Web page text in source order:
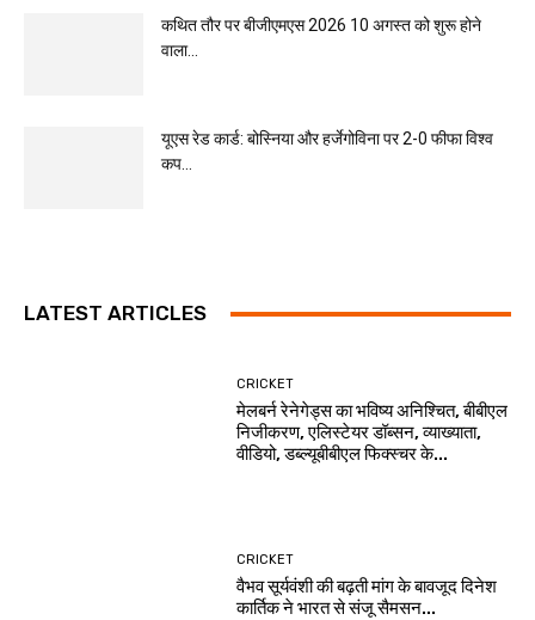
कथित तौर पर बीजीएमएस 2026 10 अगस्त को शुरू होने
वाला...
यूएस रेड कार्ड: बोस्निया और हर्जेगोविना पर 2-0 फीफा विश्व
कप...
LATEST ARTICLES
CRICKET
मेलबर्न रेनेगेड्स का भविष्य अनिश्चित, बीबीएल
निजीकरण, एलिस्टेयर डॉब्सन, व्याख्याता,
वीडियो, डब्ल्यूबीबीएल फिक्स्चर के...
CRICKET
वैभव सूर्यवंशी की बढ़ती मांग के बावजूद दिनेश
कार्तिक ने भारत से संजू सैमसन...